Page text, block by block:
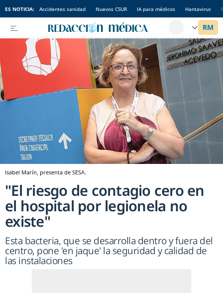
ES NOTICIA: Accidentes sanidad Nuevos CSUR IA para médicos Hantavirus
Isabel Marín, presenta de SESA.
"El riesgo de contagio cero en
el hospital por legionela no
existe"
Esta bacteria, que se desarrolla dentro y fuera del
centro, pone 'en jaque' la seguridad y calidad de
las instalaciones